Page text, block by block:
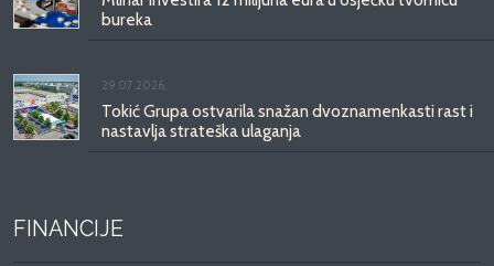
bureka
29.07.2026.
Tokić Grupa ostvarila snažan dvoznamenkasti rast i
nastavlja strateška ulaganja
FINANCIJE